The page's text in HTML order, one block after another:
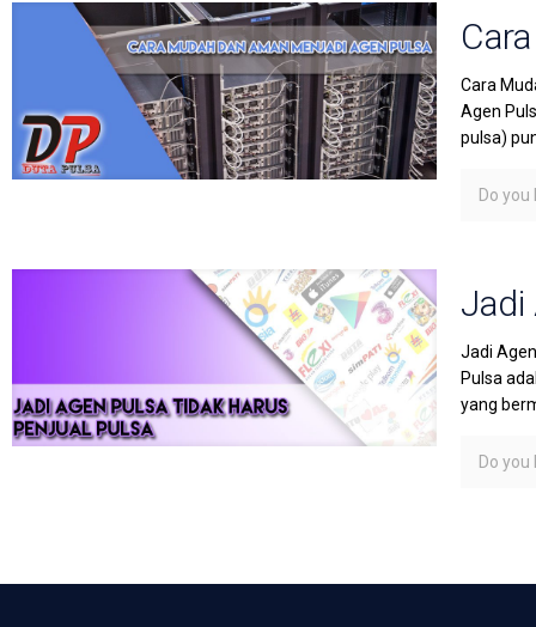
Cara
Agen
pulsa)
Do you
Jadi
Jadi
Pulsa
yang
Do you